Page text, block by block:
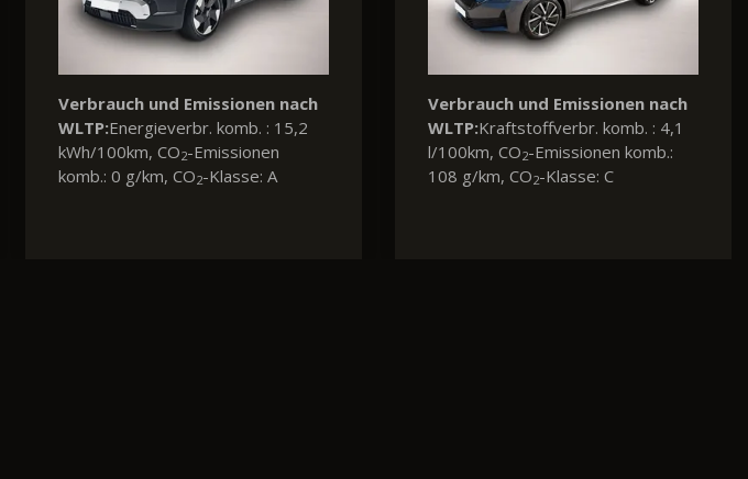
Verbrauch und Emissionen nach
WLTP:Kraftstoffverbr. komb. : 5,8
l/100km, CO 2-Emissionen komb.:
131 g/km, CO2 -Klasse: D
Verbrauch und Emissionen nach
WLTP:Kraftstoffverbr. komb. : 4,6
l/100km, CO2-Emissionen komb.:
104 g/km, CO2-Klasse: C